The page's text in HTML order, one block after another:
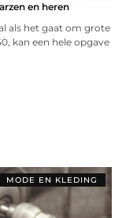
en heren
als het gaat om grote
kan een hele opgave
MODE EN KLEDING